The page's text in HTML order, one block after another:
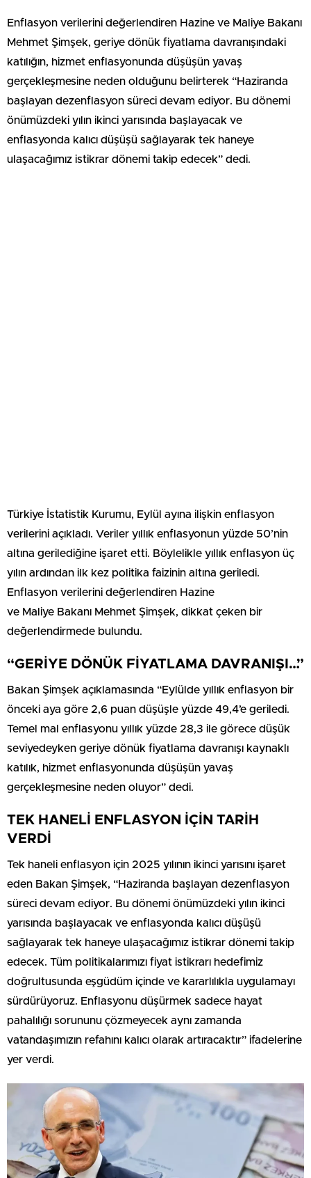
Enflasyon verilerini değerlendiren Hazine ve Maliye Bakanı
Mehmet Şimşek, geriye dönük fiyatlama davranışındaki
katılığın, hizmet enflasyonunda düşüşün yavaş
gerçekleşmesine neden olduğunu belirterek “Haziranda
başlayan dezenflasyon süreci devam ediyor. Bu dönemi
önümüzdeki yılın ikinci yarısında başlayacak ve
enflasyonda kalıcı düşüşü sağlayarak tek haneye
ulaşacağımız istikrar dönemi takip edecek” dedi.
Türkiye İstatistik Kurumu, Eylül ayına ilişkin enflasyon
verilerini açıkladı. Veriler yıllık enflasyonun yüzde 50’nin
altına gerilediğine işaret etti. Böylelikle yıllık enflasyon üç
yılın ardından ilk kez politika faizinin altına geriledi.
Enflasyon verilerini değerlendiren Hazine
ve Maliye Bakanı Mehmet Şimşek, dikkat çeken bir
değerlendirmede bulundu.
“GERİYE DÖNÜK FİYATLAMA DAVRANIŞI…”
Bakan Şimşek açıklamasında “Eylülde yıllık enflasyon bir
önceki aya göre 2,6 puan düşüşle yüzde 49,4’e geriledi.
Temel mal enflasyonu yıllık yüzde 28,3 ile görece düşük
seviyedeyken geriye dönük fiyatlama davranışı kaynaklı
katılık, hizmet enflasyonunda düşüşün yavaş
gerçekleşmesine neden oluyor” dedi.
TEK HANELİ ENFLASYON İÇİN TARİH
VERDİ
Tek haneli enflasyon için 2025 yılının ikinci yarısını işaret
eden Bakan Şimşek, “Haziranda başlayan dezenflasyon
süreci devam ediyor. Bu dönemi önümüzdeki yılın ikinci
yarısında başlayacak ve enflasyonda kalıcı düşüşü
sağlayarak tek haneye ulaşacağımız istikrar dönemi takip
edecek. Tüm politikalarımızı fiyat istikrarı hedefimiz
doğrultusunda eşgüdüm içinde ve kararlılıkla uygulamayı
sürdürüyoruz. Enflasyonu düşürmek sadece hayat
pahalılığı sorununu çözmeyecek aynı zamanda
vatandaşımızın refahını kalıcı olarak artıracaktır” ifadelerine
yer verdi.